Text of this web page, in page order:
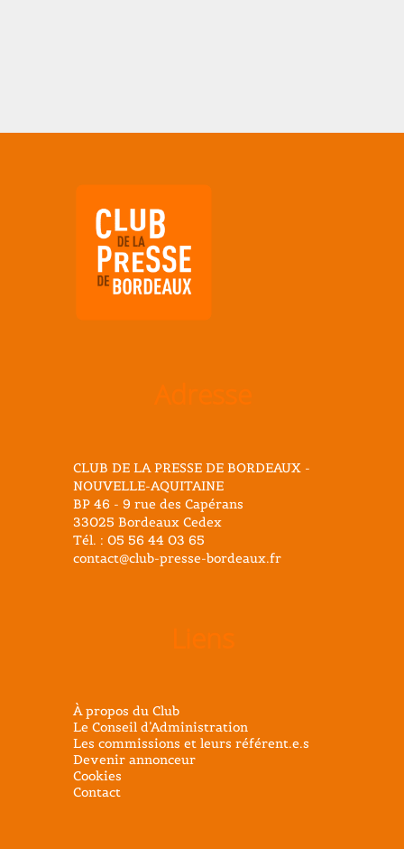
CLUB DE LA PRESSE DE BORDEAUX -
NOUVELLE-AQUITAINE
BP 46 - 9 rue des Capérans
33025 Bordeaux Cedex
Tél. : 05 56 44 03 65
contact@club-presse-bordeaux.fr
À propos du Club
Le Conseil d’Administration
Les commissions et leurs référent.e.s
Devenir annonceur
Cookies
Contact